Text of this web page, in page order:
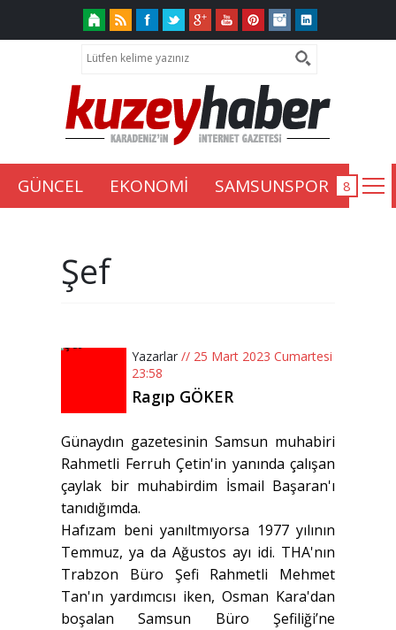
GÜNCEL EKONOMİ SAMSUNSPOR
Şef
Yazarlar // 25 Mart 2023 Cumartesi
23:58
Ragıp GÖKER
Günaydın gazetesinin Samsun muhabiri
Rahmetli Ferruh Çetin'in yanında çalışan
çaylak bir muhabirdim İsmail Başaran'ı
tanıdığımda.
Hafızam beni yanıltmıyorsa 1977 yılının
Temmuz, ya da Ağustos ayı idi. THA'nın
Trabzon Büro Şefi Rahmetli Mehmet
Tan'ın yardımcısı iken, Osman Kara'dan
boşalan Samsun Büro Şefiliği’ne